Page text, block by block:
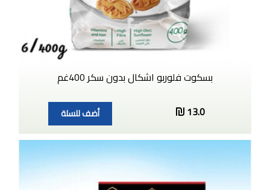
بسكوت فلوربو اشكال بدون سكر 400غم
13.0
أضف للسلة